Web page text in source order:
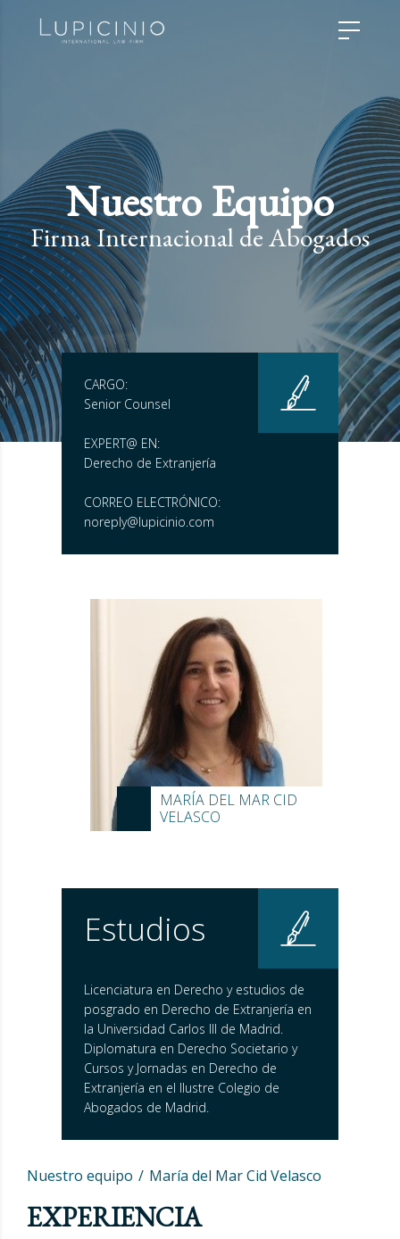
Nuestro Equipo
Firma Internacional de Abogados
CARGO:
Senior Counsel
EXPERT@ EN:
Derecho de Extranjería
CORREO ELECTRÓNICO:
noreply@lupicinio.com
MARÍA DEL MAR CID
VELASCO
Estudios
Licenciatura en Derecho y estudios de
posgrado en Derecho de Extranjería en
la Universidad Carlos III de Madrid.
Diplomatura en Derecho Societario y
Cursos y Jornadas en Derecho de
Extranjería en el Ilustre Colegio de
Abogados de Madrid.
Nuestro equipo María del Mar Cid Velasco
EXPERIENCIA